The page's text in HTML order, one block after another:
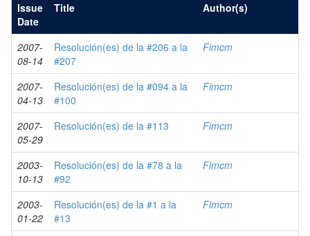
Issue
Date
Title Author(s)
2007-
08-14
Resolución(es) de la #206 a la
#207
Fimcm
2007-
04-13
Resolución(es) de la #094 a la
#100
Fimcm
2007-
05-29
Resolución(es) de la #113 Fimcm
2003-
10-13
Resolución(es) de la #78 a la
#92
Fimcm
2003-
01-22
Resolución(es) de la #1 a la
#13
Fimcm